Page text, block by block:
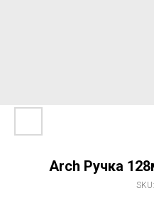
Arch Ручка
SKU: